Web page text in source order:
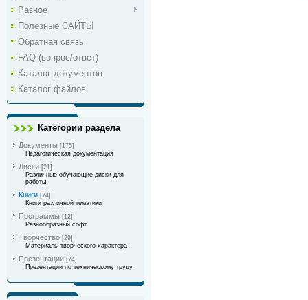
Разное
Полезные САЙТЫ
Обратная связь
FAQ (вопрос/ответ)
Каталог документов
Каталог файлов
Категории раздела
Документы [175]
Педагогическая документация
Диски [21]
Различные обучающие диски для
работы
Книги [74]
Книги различной тематики
Программы [12]
Разнообразный софт
Творчество [29]
Материалы творческого характера
Презентации [74]
Презентации по техническому труду